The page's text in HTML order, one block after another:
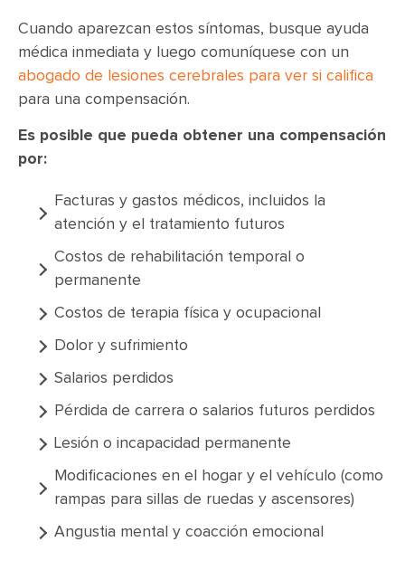
Cuando aparezcan estos síntomas, busque ayuda
médica inmediata y luego comuníquese con un
abogado de lesiones cerebrales para ver si califica
para una compensación.
Es posible que pueda obtener una compensación
por:
Facturas y gastos médicos, incluidos la
atención y el tratamiento futuros
Costos de rehabilitación temporal o
permanente
Costos de terapia física y ocupacional
Dolor y sufrimiento
Salarios perdidos
Pérdida de carrera o salarios futuros perdidos
Lesión o incapacidad permanente
Modificaciones en el hogar y el vehículo (como
rampas para sillas de ruedas y ascensores)
Angustia mental y coacción emocional